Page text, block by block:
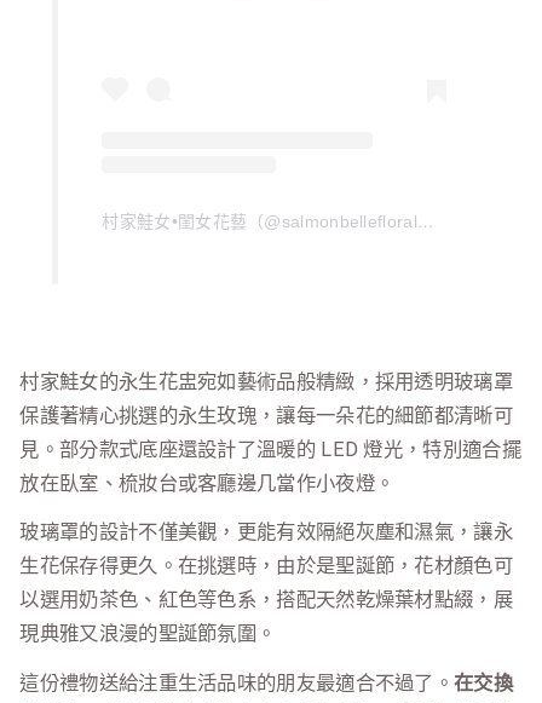
村家鮭女•閨女花藝（@salmonbellefloral）分享的貼文
村家鮭女的永生花盅宛如藝術品般精緻，採用透明玻璃罩
保護著精心挑選的永生玫瑰，讓每一朵花的細節都清晰可
見。部分款式底座還設計了溫暖的 LED 燈光，特別適合擺
放在臥室、梳妝台或客廳邊几當作小夜燈。
玻璃罩的設計不僅美觀，更能有效隔絕灰塵和濕氣，讓永
生花保存得更久。在挑選時，由於是聖誕節，花材顏色可
以選用奶茶色、紅色等色系，搭配天然乾燥葉材點綴，展
現典雅又浪漫的聖誕節氛圍。
這份禮物送給注重生活品味的朋友最適合不過了。在交換